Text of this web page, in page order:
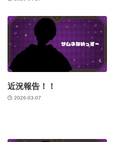
近況報告！！
2026-03-07